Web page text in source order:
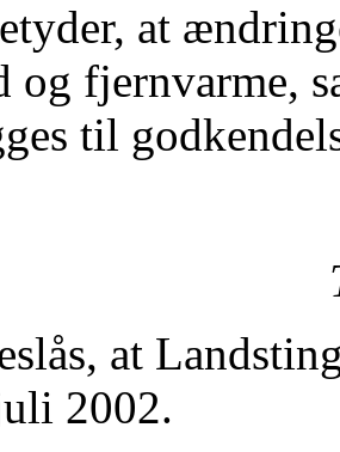
at
og fjernvarme,
til
at
2002.